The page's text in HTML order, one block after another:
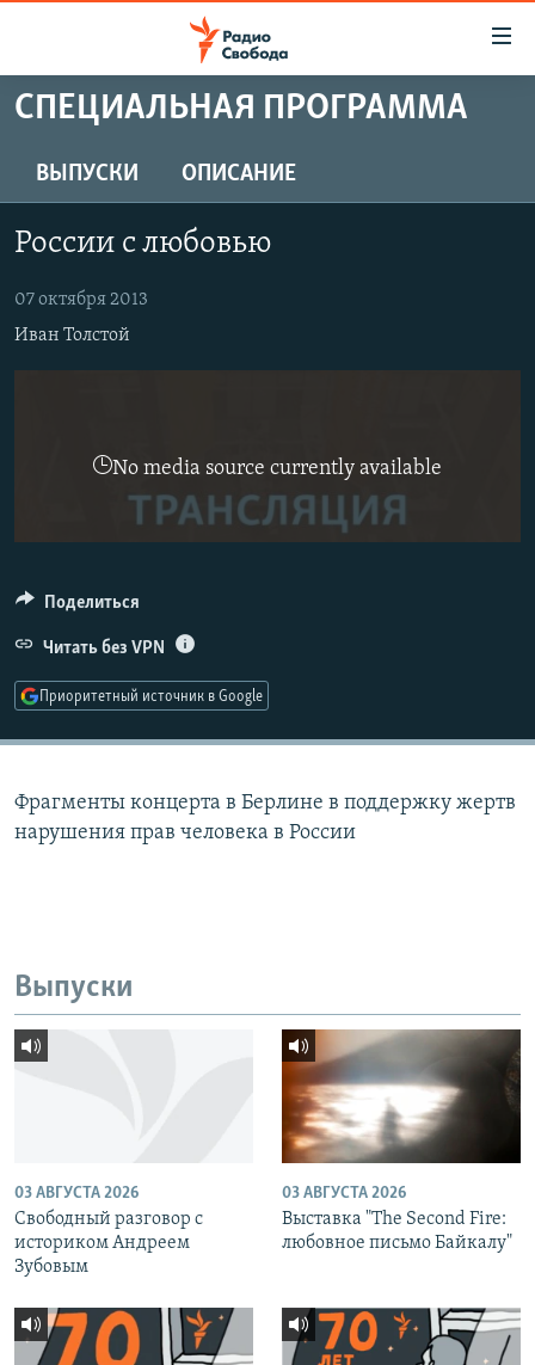
упрощенного
Вернуться
к
основному
Вернутся
ПРОГРАММЫ
ПОДКАСТЫ
ЦИТАТЫ СВОБОДЫ
МНЕНИЯ
КУЛЬТУРА
СЕВЕР.РЕАЛИИ
СИБИРЬ.РЕАЛИИ
ПОДПИШИТЕСЬ НА РАССЫЛКУ
Все сайты РСЕ/РС
СПЕЦИАЛЬНАЯ ПРОГРАММА
ВЫПУСКИ ОПИСАНИЕ
России с любовью
07 октября 2013
Иван Толстой
No media source currently available
Поделиться
Читать без VPN
Приоритетный источник в Google
Фрагменты концерта в Берлине в поддержку жертв
нарушения прав человека в России
Выпуски
03 АВГУСТА 2026
Свободный разговор с
историком Андреем
Зубовым
03 АВГУСТА 2026
Выставка "The Second Fire:
любовное письмо Байкалу"